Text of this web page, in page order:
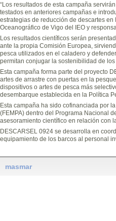
“Los resultados de esta campaña
testados en anteriores campañas e
estrategias de reducción de descartes
Oceanográfico de Vigo del IEO y
Los resultados científicos serán
ante la propia Comisión Europea,
pesca utilizados en el caladero y
permitan conjugar la sostenibilidad de
Esta campaña forma parte del proyecto
artes de arrastre con puertas en la
dispositivos o artes de pesca más
desembarque establecida en la Política
Esta campaña ha sido cofinanciada por
(FEMPA) dentro del Programa Nacional
asesoramiento científico en relación con
DESCARSEL 0924 se desarrolla en
equipamiento de los barcos al personal
masmar